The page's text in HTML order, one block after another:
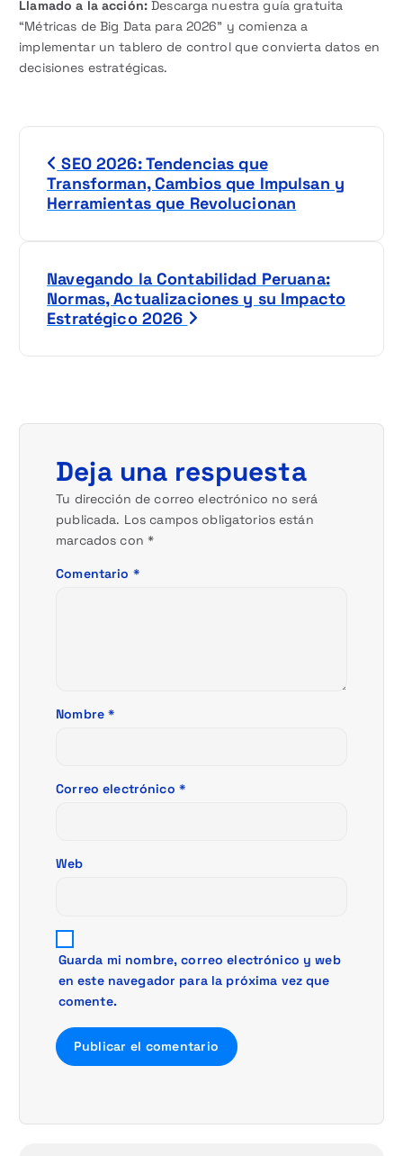
Llamado a la acción:Descarga nuestra guía gratuita
“Métricas de Big Data para 2026” y comienza a
implementar un tablero de control que convierta datos en
decisiones estratégicas.
i
SEO 2026: Tendencias que
Transforman, Cambios que Impulsan y
Herramientas que Revolucionan
Navegando la Contabilidad Peruana:
Normas, Actualizaciones y su Impacto
Estratégico 2026
Deja una respuesta
Tu dirección de correo electrónico no será
publicada. Los campos obligatorios están
marcados con *
Comentario *
Nombre*
Correo electrónico *
Web
Guarda mi nombre, correo electrónico y web
en este navegador para la próxima vez que
comente.